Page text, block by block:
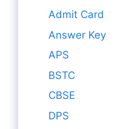
Admit Card
Answer Key
APS
BSTC
CBSE
DPS